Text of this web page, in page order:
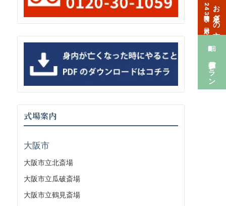
式場案内
大阪市
大阪市立北斎場
大阪市立瓜破斎場
大阪市立鶴見斎場
お急ぎの方
24時間365日対応
葬儀プラン